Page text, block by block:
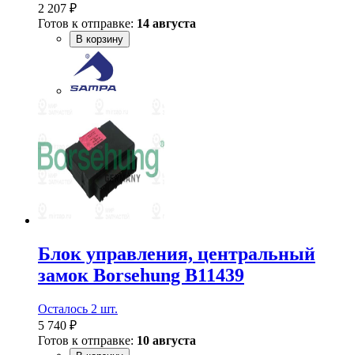
2 207 ₽
Готов к отправке: 14 августа
В корзину
Блок управления, центральный
замок Borsehung B11439
Осталось 2 шт.
5 740 ₽
Готов к отправке: 10 августа